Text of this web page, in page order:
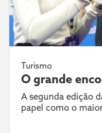
Turismo
O grande
A segunda edição
papel como o